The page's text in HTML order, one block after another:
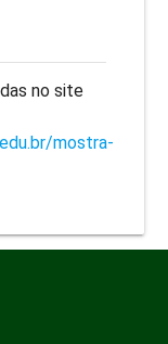
no site
mostra-